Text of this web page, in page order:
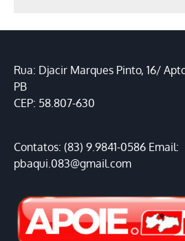
Rua: Djacir Marques Pinto, 16/
PB
CEP: 58.807-630
Contatos: (83) 9.9841-0586 Email:
pbaqui.083@gmail.com